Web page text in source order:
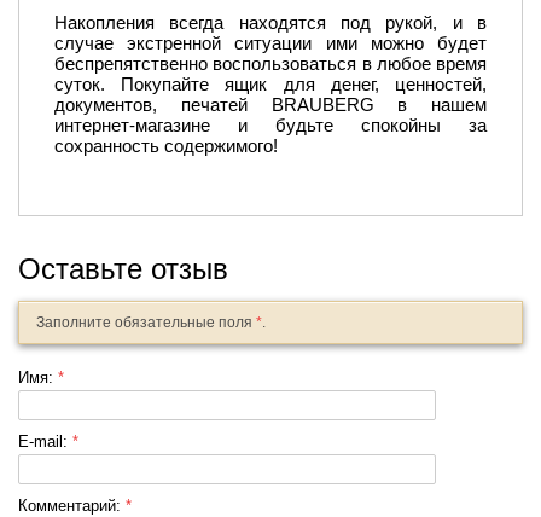
Накопления всегда находятся под рукой, и в
случае экстренной ситуации ими можно будет
беспрепятственно воспользоваться в любое время
суток. Покупайте ящик для денег, ценностей,
документов, печатей BRAUBERG в нашем
интернет-магазине и будьте спокойны за
сохранность содержимого!
Оставьте отзыв
Заполните обязательные поля *.
Имя: *
E-mail: *
Комментарий: *